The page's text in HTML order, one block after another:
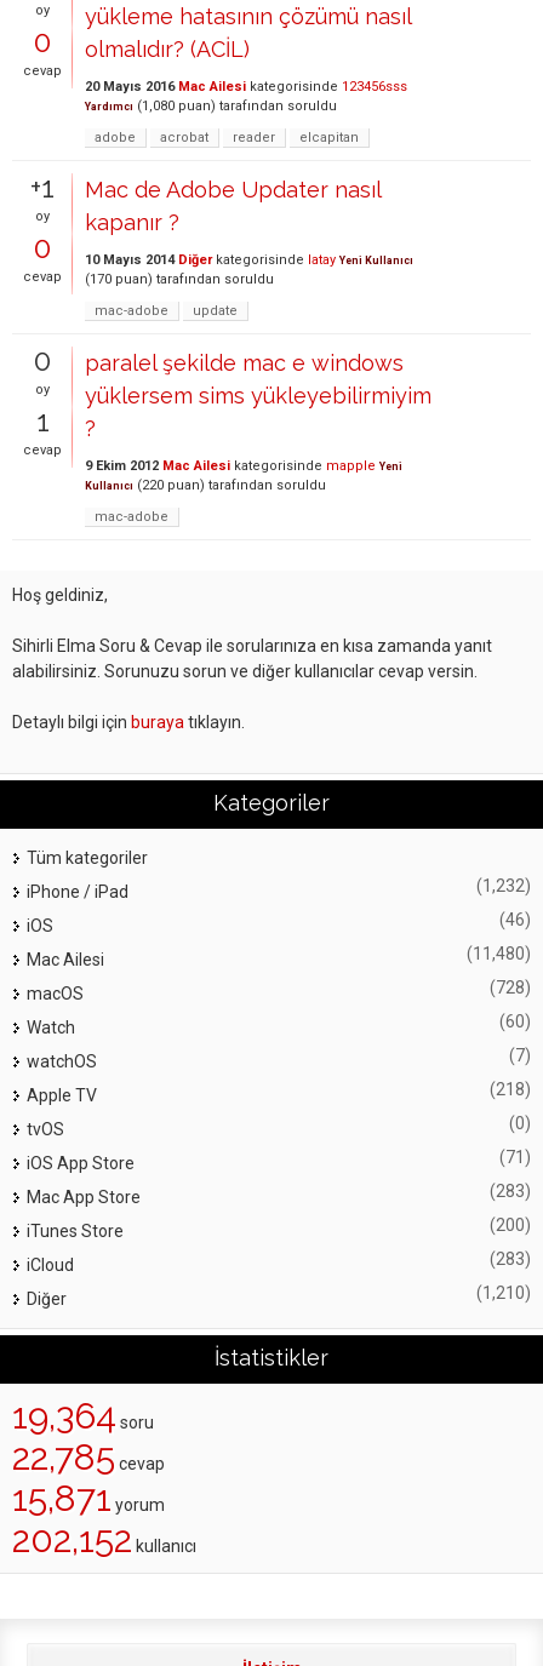
oy
0
cevap
yükleme hatasının çözümü nasıl
olmalıdır? (ACİL)
20 Mayıs 2016 Mac Ailesi kategorisinde 123456sss
Yardımcı (1,080 puan) tarafından soruldu
adobe
acrobat reader elcapitan
+1
oy
0
cevap
Mac de Adobe Updater nasıl
kapanır ?
10 Mayıs 2014 Diğerkategorisinde latay Yeni Kullanıcı
(170 puan) tarafından soruldu
mac-adobe
update
0
oy
1
cevap
paralel şekilde mac e windows
yüklersem sims yükleyebilirmiyim
?
9 Ekim 2012 Mac Ailesi kategorisinde mapple Yeni
Kullanıcı (220 puan) tarafından soruldu
mac-adobe
Hoş geldiniz,
Sihirli Elma Soru & Cevap ile sorularınıza en kısa zamanda yanıt
alabilirsiniz. Sorunuzu sorun ve diğer kullanıcılar cevap versin.
Detaylı bilgi için buraya tıklayın.
Kategoriler
Tüm kategoriler
iPhone / iPad
(1,232)
iOS (46)
Mac Ailesi (11,480)
macOS (728)
Watch (60)
watchOS (7)
Apple TV (218)
tvOS (0)
iOS App Store (71)
Mac App Store (283)
iTunes Store (200)
iCloud (283)
Diğer (1,210)
İstatistikler
19,364 soru
22,785 cevap
15,871 yorum
202,152 kullanıcı